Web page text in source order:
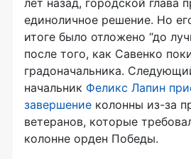
лет назад, городской глава
единоличное решение. Но
итоге было отложено “до
после того, как Савенко
градоначальника.
начальник Феликс Лапин
завершение колонны из-за
ветеранов, которые
колонне орден Победы.